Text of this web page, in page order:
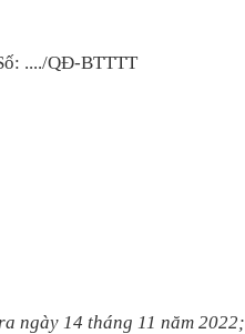
..../QĐ-BTTTT
ngày 14 tháng 11 năm 2022;